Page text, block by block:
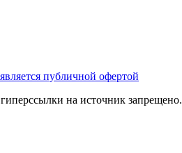
публичной офертой
на источник запрещено.